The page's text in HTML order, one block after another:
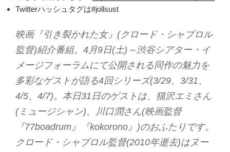
Twitterハッシュタグは#jollsust
映画『引き裂かれた女』(クロード・シャブロル
監督)紹介番組。4月9日(土)～渋谷シアター・イ
メージフォーラムにて公開される同作の魅力を
多彩なゲストが語る4回シリーズ(3/29、3/31、
4/5、4/7)。本日31日のゲストは、猫沢エミさん
(ミュージシャン)、川口潤さん(映画監督
『77boadrum』『kokorono』)のおふたりです。
クロード・シャブロル監督(2010年逝去)はヌー